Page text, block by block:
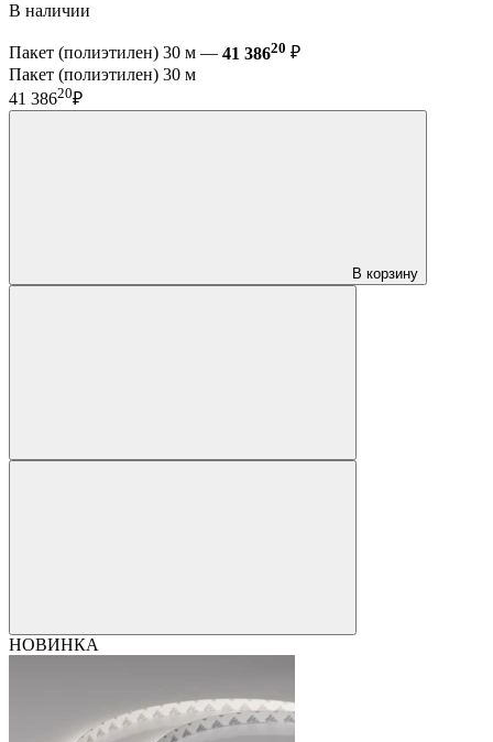
В наличии
Пакет (полиэтилен) 30 м — 41 38620 ₽
Пакет (полиэтилен) 30 м
41 38620₽
В корзину
НОВИНКА